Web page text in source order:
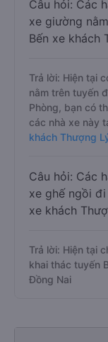
Câu hỏi: Các
xe giường
Bến xe khách
Trả lời: Hiện tại
nằm trên tuyến
Phòng, bạn có
các nhà xe này
khách Thượng
Câu hỏi: Các
xe ghế ngồi
xe khách
Trả lời: Hiện tại
khai thác tuyến
Đồng Nai